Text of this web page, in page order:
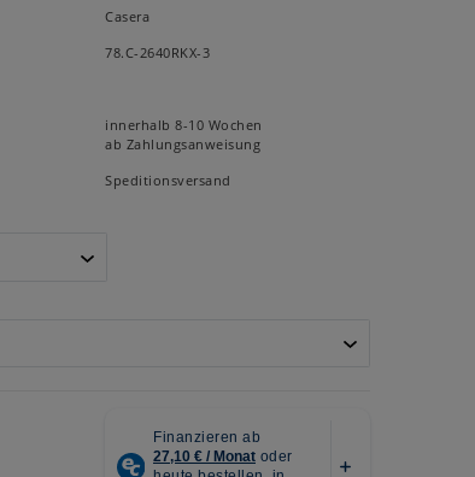
Casera
78.C-2640RKX-3
innerhalb 8-10 Wochen
ab Zahlungsanweisung
Speditionsversand